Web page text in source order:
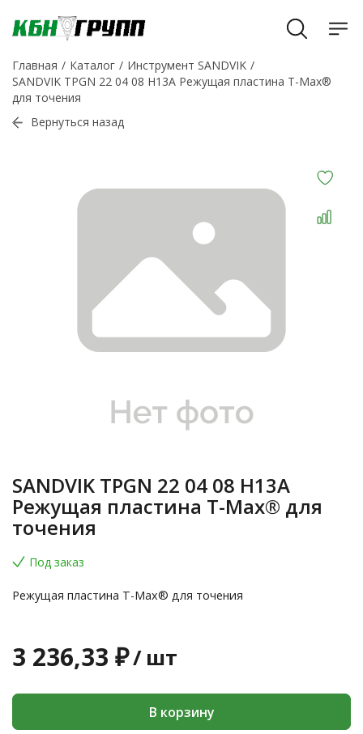
Главная Каталог
Инструмент SANDVIK
SANDVIK TPGN 22 04 08 H13A Режущая пластина T-Max®
для точения
Вернуться назад
SANDVIK TPGN 22 04 08 H13A
Режущая пластина T-Max® для
точения
Под заказ
Режущая пластина T-Max® для точения
3 236,33 ₽/ шт
В корзину